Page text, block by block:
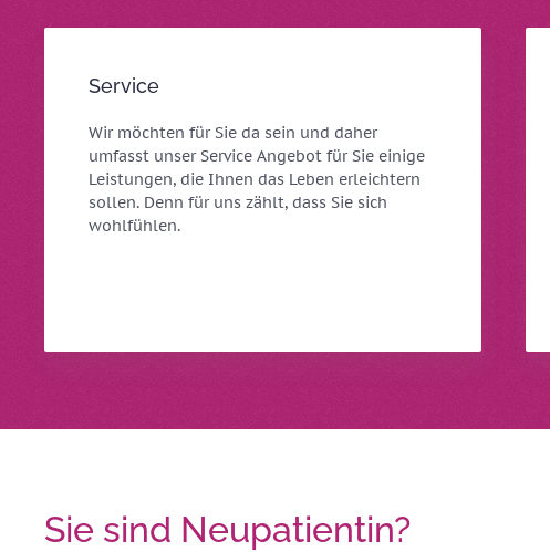
Service
Wir möchten für Sie da sein und daher
umfasst unser Service Angebot für Sie einige
Leistungen, die Ihnen das Leben erleichtern
sollen. Denn für uns zählt, dass Sie sich
wohlfühlen.
Sie sind Neupatientin?